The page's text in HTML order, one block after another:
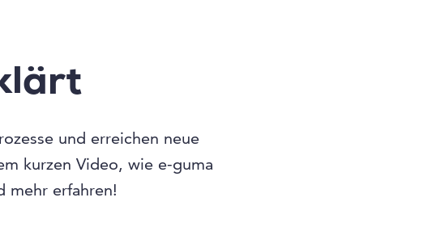
und erreichen neue
kurzen Video, wie e-guma
mehr erfahren!